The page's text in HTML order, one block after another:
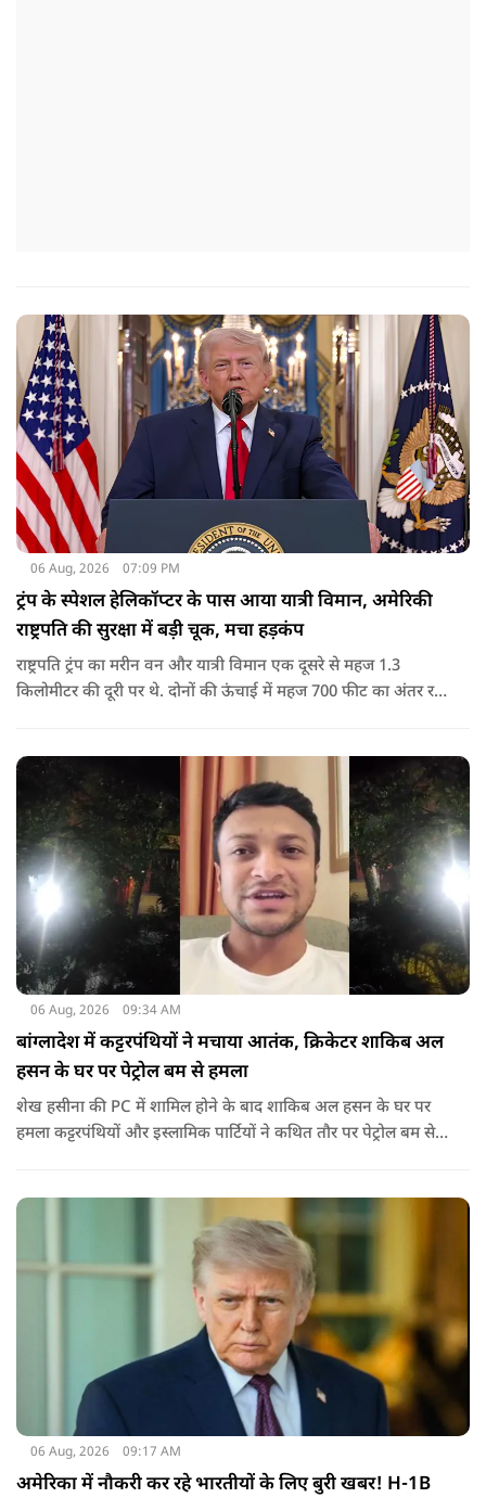
06 Aug, 2026 07:09 PM
ट्रंप के स्पेशल हेलिकॉप्टर के पास आया यात्री विमान, अमेरिकी
राष्ट्रपति की सुरक्षा में बड़ी चूक, मचा हड़कंप
राष्ट्रपति ट्रंप का मरीन वन और यात्री विमान एक दूसरे से महज 1.3
किलोमीटर की दूरी पर थे. दोनों की ऊंचाई में महज 700 फीट का अंतर रह
06 Aug, 2026 09:34 AM
बांग्लादेश में कट्टरपंथियों ने मचाया आतंक, क्रिकेटर शाकिब अल
हसन के घर पर पेट्रोल बम से हमला
शेख हसीना की PC में शामिल होने के बाद शाकिब अल हसन के घर पर
हमला कट्टरपंथियों और इस्लामिक पार्टियों ने कथित तौर पर पेट्रोल बम से
जरिए संबोधन दिया था.
06 Aug, 2026 09:17 AM
अमेरिका में नौकरी कर रहे भारतीयों के लिए बुरी खबर! H-1B